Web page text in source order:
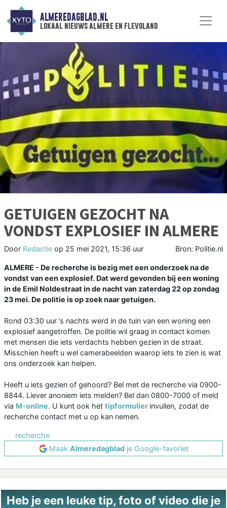
ALMEREDAGBLAD.NL
lokaal nieuws almere en flevoland
GETUIGEN GEZOCHT NA
VONDST EXPLOSIEF IN ALMERE
Door Redactie op 25 mei 2021, 15:36 uur Bron: Politie.nl
ALMERE - De recherche is bezig met een onderzoek na de
vondst van een explosief. Dat werd gevonden bij een woning
in de Emil Noldestraat in de nacht van zaterdag 22 op zondag
23 mei. De politie is op zoek naar getuigen.
Rond 03:30 uur ’s nachts werd in de tuin van een woning een
explosief aangetroffen. De politie wil graag in contact komen
met mensen die iets verdachts hebben gezien in de straat.
Misschien heeft u wel camerabeelden waarop iets te zien is wat
ons onderzoek kan helpen.
Heeft u iets gezien of gehoord? Bel met de recherche via 0900-
8844. Liever anoniem iets melden? Bel dan 0800-7000 of meld
via M-online. U kunt ook het tipformulier invullen, zodat de
recherche contact met u op kan nemen.
recherche
Maak Almeredagbladje Google-favoriet
Heb je een leuke tip, foto of video die je